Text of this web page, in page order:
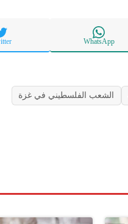
WhatsApp
الشعب الفلسطيني في غزة